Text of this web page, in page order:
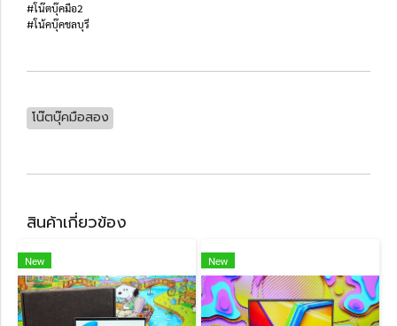
#โน๊ตบุ๊คมือ2
#โน้คบุ๊คชลบุรี
โน๊ตบุ๊คมือสอง
สินค้าเกี่ยวข้อง
New New